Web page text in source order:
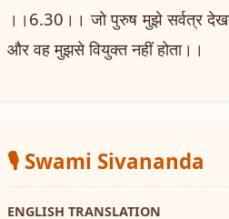
।।6.30।। जो पुरुष मुझे सर्वत्र
और वह मुझसे वियुक्त नहीं होता।।
🎙️ Swami Sivananda
ENGLISH TRANSLATION